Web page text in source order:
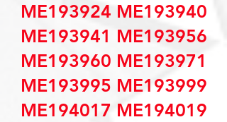
ME193924 ME193940
ME193941 ME193956
ME193960 ME193971
ME193995 ME193999
ME194017 ME194019